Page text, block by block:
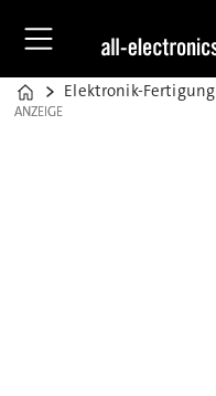
Home
Elektronik-Fertigung
ANZEIGE
ANZEIGE